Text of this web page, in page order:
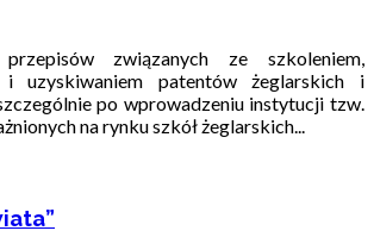
związanych ze szkoleniem,
i uzyskiwaniem patentów żeglarskich i
po wprowadzeniu instytucji tzw.
na rynku szkół żeglarskich...